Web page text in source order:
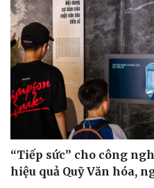
“Tiếp sức” cho công
hiệu quả Quỹ Văn hóa,